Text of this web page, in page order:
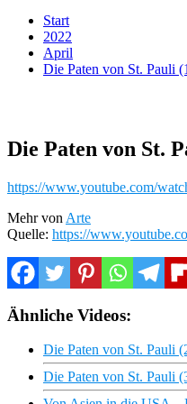
Start
2022
April
Die Paten von St. Pauli
Die Paten von St.
https://www.youtube.com/
Mehr von Arte
Quelle: https://
Ähnliche Videos:
Die Paten von St. Pauli
Die Paten von St. Pauli